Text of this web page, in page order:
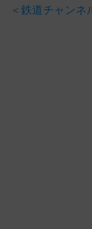
＜鉄道チャンネ